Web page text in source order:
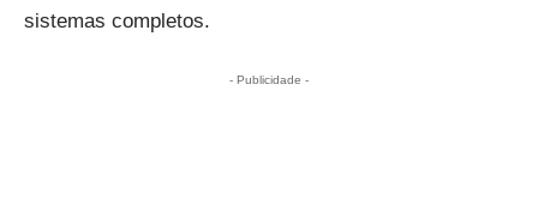
sistemas completos.
- Publicidade -